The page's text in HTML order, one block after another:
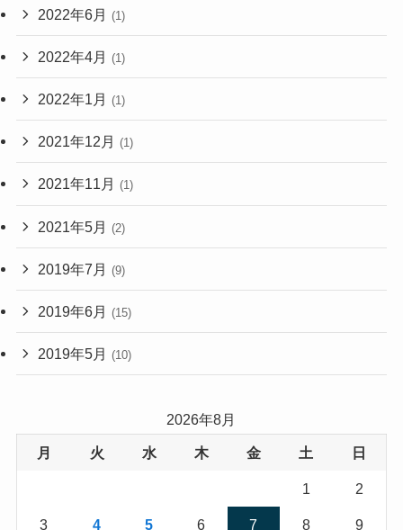
2022年6月 (1)
2022年4月 (1)
2022年1月 (1)
2021年12月 (1)
2021年11月 (1)
2021年5月 (2)
2019年7月 (9)
2019年6月 (15)
2019年5月 (10)
2026年8月
月 火 水 木 金 土 日
1 2
3 4 5 6 7 8 9